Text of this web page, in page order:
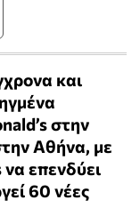
και
στην
Αθήνα, με
επενδύει
60 νέες